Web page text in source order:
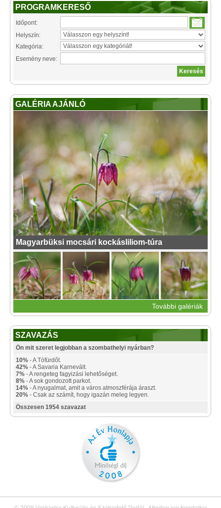
PROGRAMKERESŐ
Időpont:
Helyszín:
Kategória:
Esemény neve:
GALÉRIA AJÁNLÓ
Magyarbüksi mocsári kockásliliom-túra
További galériák
SZAVAZÁS
Ön mit szeret legjobban a szombathelyi nyárban?
10% - A Tófürdőt.
42% - A Savaria Karnevált.
7% - A rengeteg fagyizási lehetőséget.
8% - A sok gondozott parkot.
14% - A nyugalmat, amit a város atmoszférája áraszt.
20% - Csak az számít, hogy igazán meleg legyen.
Összesen 1954 szavazat